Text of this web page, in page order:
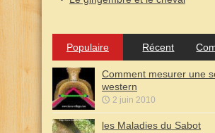
Populaire Récent
Comment mesurer une
western
2 juin 2010
les Maladies du Sabot